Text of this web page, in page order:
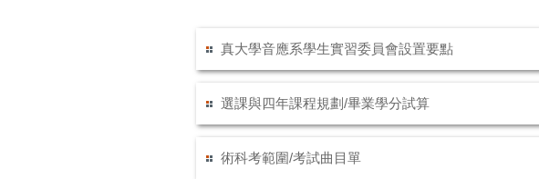
真大學音應系學生實習委員會設置要點
選課與四年課程規劃/畢業學分試算
術科考範圍/考試曲目單